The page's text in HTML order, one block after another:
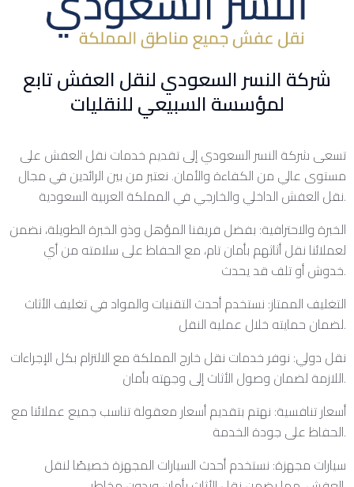
شركة النسر السعودي لنقل العفش تابع
لمؤسسة السبيعي للنقليات
تسعى شركة النسر السعودي إلى تقديم خدمات نقل العفش على
مستوى عالي من الكفاءة والأمان. نعتبر من بين الرائدين في مجال
نقل العفش الداخلي والخارجي في المملكة العربية السعودية.
الخبرة والاحترافية: بفضل فريقنا المؤهل وذو الخبرة الطويلة، نضمن
لعملائنا نقل أثاثهم بأمان تام، مع الحفاظ على سلامته من أي
خدوش أو تلف قد يحدث.
التغليف الممتاز: نستخدم أحدث التقنيات والمواد في تغليف الأثاث
لضمان حمايته خلال عملية النقل.
نقل دولي: نوفر خدمات نقل خارج المملكة مع الالتزام بكل الإجراءات
اللازمة لضمان وصول الأثاث إلى وجهته بأمان.
أسعار تنافسية: نهتم بتقديم أسعار معقولة تناسب جميع عملائنا مع
الحفاظ على جودة الخدمة.
سيارات مجهزة: نستخدم أحدث السيارات المجهزة خصيصًا لنقل